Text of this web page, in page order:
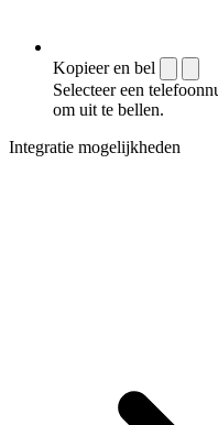
Kopieer en bel
Selecteer een
om uit te bellen.
Integratie mogelijkheden